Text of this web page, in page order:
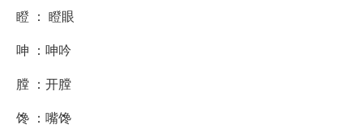
瞪 ： 瞪眼
呻 ：呻吟
膛 ：开膛
馋 ：嘴馋